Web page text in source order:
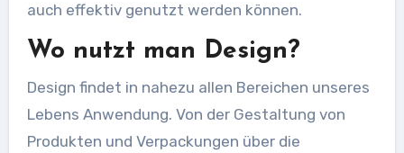
auch effektiv genutzt werden können.
Wo nutzt man Design?
Design findet in nahezu allen Bereichen unseres
Lebens Anwendung. Von der Gestaltung von
Produkten und Verpackungen über die